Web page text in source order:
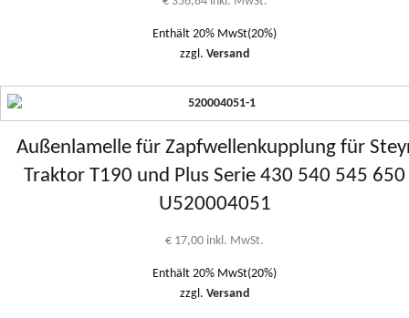
2.00
1 bis
5
Enthält 20% MwSt(20%)
zzgl. Versand
Außenlamelle für Zapfwellenkupplung für
Traktor T190 und Plus Serie 430 540 545 650
U520004051
€ 17,00 inkl. MwSt.
Enthält 20% MwSt(20%)
zzgl. Versand